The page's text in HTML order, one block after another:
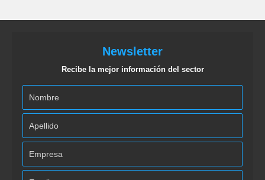
Newsletter
Recibe la mejor información del sector